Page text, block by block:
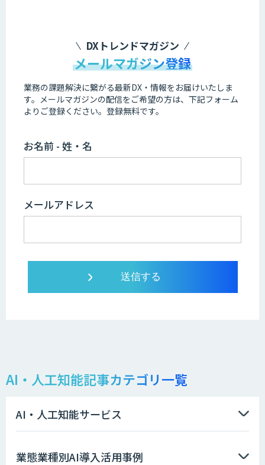
DXトレンドマガジン
メールマガジン登録
業務の課題解決に繋がる最新DX・情報をお届けいたしま
す。 メールマガジンの配信をご希望の方は、下記フォーム
よりご登録ください。登録無料です。
お名前 - 姓・名
メールアドレス
AI・人工知能記事カテゴリ一覧
AI・人工知能サービス
業態業種別AI導入活用事例